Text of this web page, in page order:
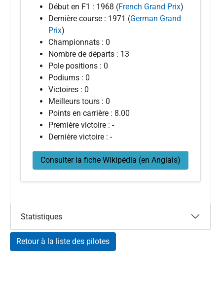
Début en F1 : 1968 (French Grand Prix)
Dernière course : 1971 (German Grand
Prix)
Championnats : 0
Nombre de départs : 13
Pole positions : 0
Podiums : 0
Victoires : 0
Meilleurs tours : 0
Points en carrière : 8.00
Première victoire : -
Dernière victoire : -
Consulter la fiche Wikipédia (en Anglais)
Statistiques
Retour à la liste des pilotes